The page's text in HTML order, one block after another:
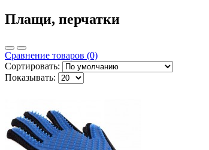
Плащи, перчатки
Сравнение товаров (0)
Сортировать:
Показывать: